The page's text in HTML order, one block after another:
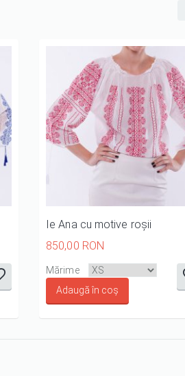
it
5/5
Ie Ana cu motive roșii
850,00 RON
it
1/5
3/
Mărime